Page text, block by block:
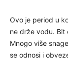
Ovo je period u
ne drže vodu. Bit
Mnogo više
se odnosi i